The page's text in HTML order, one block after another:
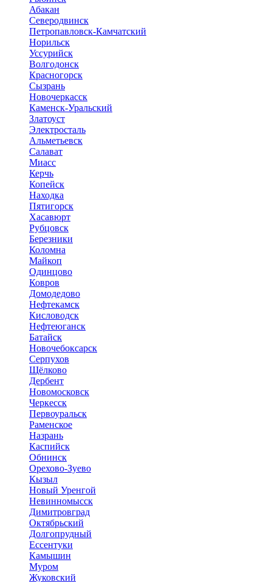
Абакан
Северодвинск
Петропавловск-Камчатский
Норильск
Уссурийск
Волгодонск
Красногорск
Сызрань
Новочеркасск
Каменск-Уральский
Златоуст
Электросталь
Альметьевск
Салават
Миасс
Керчь
Копейск
Находка
Пятигорск
Хасавюрт
Рубцовск
Березники
Коломна
Майкоп
Одинцово
Ковров
Домодедово
Нефтекамск
Кисловодск
Нефтеюганск
Батайск
Новочебоксарск
Серпухов
Щёлково
Дербент
Новомосковск
Черкесск
Первоуральск
Раменское
Назрань
Каспийск
Обнинск
Орехово-Зуево
Кызыл
Новый Уренгой
Невинномысск
Димитровград
Октябрьский
Долгопрудный
Ессентуки
Камышин
Муром
Жуковский